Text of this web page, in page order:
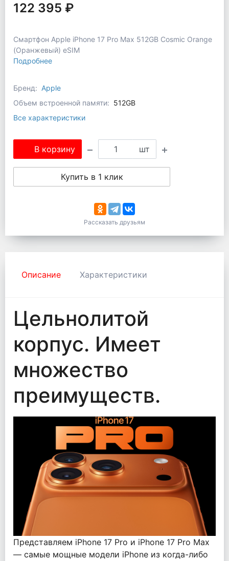
122 395 ₽
Смартфон Apple iPhone 17 Pro Max 512GB Cosmic Orange
(Оранжевый) eSIM
Подробнее
Бренд: Apple
Объем встроенной памяти: 512GB
Все характеристики
В корзину шт
Купить в 1 клик
Рассказать друзьям
Описание Характеристики
Цельнолитой
корпус. Имеет
множество
преимуществ.
Представляем iPhone 17 Pro и iPhone 17 Pro Max
— самые мощные модели iPhone из когда-либо